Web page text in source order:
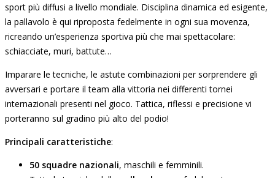
sport più diffusi a livello mondiale. Disciplina dinamica ed esigente,
la pallavolo è qui riproposta fedelmente in ogni sua movenza,
ricreando un’esperienza sportiva più che mai spettacolare:
schiacciate, muri, battute…
Imparare le tecniche, le astute combinazioni per sorprendere gli
avversari e portare il team alla vittoria nei differenti tornei
internazionali presenti nel gioco. Tattica, riflessi e precisione vi
porteranno sul gradino più alto del podio!
Principali caratteristiche:
50 squadre nazionali, maschili e femminili.